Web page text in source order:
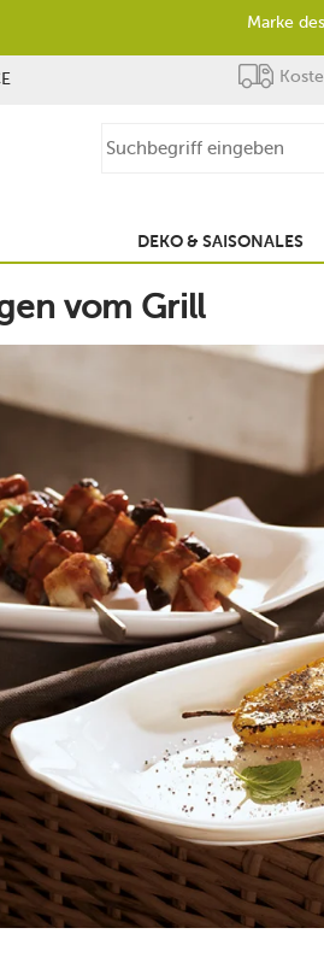
DEKO & SAISONALES
vom Grill
Marke